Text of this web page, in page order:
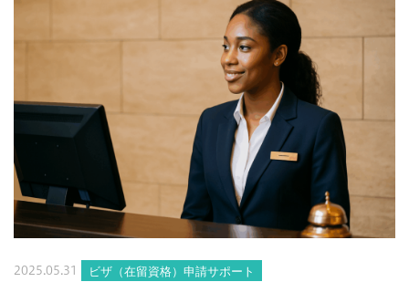
2025.05.31 ビザ（在留資格）申請サポート